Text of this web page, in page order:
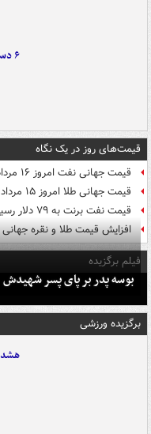
۶ دستاورد بزرگ ایران در ۱۶۰ روز رهبری رهبر انقلاب
قیمت‌های روز در یک نگاه
قیمت جهانی نفت امروز ۱۶ مرداد
قیمت جهانی طلا امروز ۱۵ مرداد
قیمت نفت برنت به ۷۹ دلار رسید
افزایش قیمت طلا و نقره جهانی
فیلم برگزیده
بوسه‌ پدر بر پای پسر شهیدش
برگزیده ورزشی